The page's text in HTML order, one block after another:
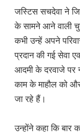
जस्टिस सचदेवा ने
के सामने आने वाली
कभी उन्हें अपने
प्रदान की गई सेवा
आदमी के दरवाजे पर
काम के माहौल को
जा रहे हैं।
उन्होंने कहा कि